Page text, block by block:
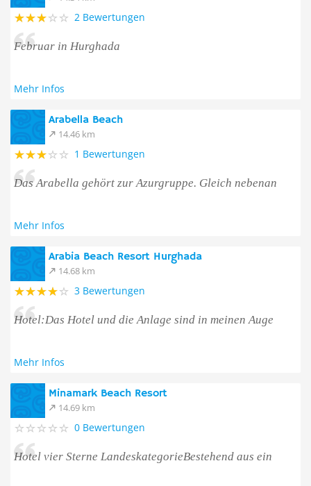
2 Bewertungen
Februar in Hurghada
Mehr Infos
Arabella Beach
14.46 km
1 Bewertungen
Das Arabella gehört zur Azurgruppe. Gleich nebenan
Mehr Infos
Arabia Beach Resort Hurghada
14.68 km
3 Bewertungen
Hotel:Das Hotel und die Anlage sind in meinen Auge
Mehr Infos
Minamark Beach Resort
14.69 km
0 Bewertungen
Hotel vier Sterne LandeskategorieBestehend aus ein